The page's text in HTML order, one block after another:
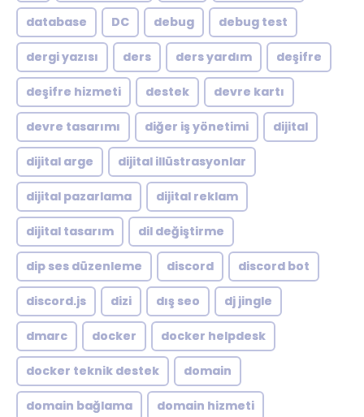
database DC debug debug test
dergi yazısı ders ders yardım deşifre
deşifre hizmeti destek devre kartı
devre tasarımı diğer iş yönetimi dijital
dijital arge dijital illüstrasyonlar
dijital pazarlama dijital reklam
dijital tasarım dil değiştirme
dip ses düzenleme discord discord bot
discord.js dizi dış seo dj jingle
dmarc docker docker helpdesk
docker teknik destek domain
domain bağlama domain hizmeti